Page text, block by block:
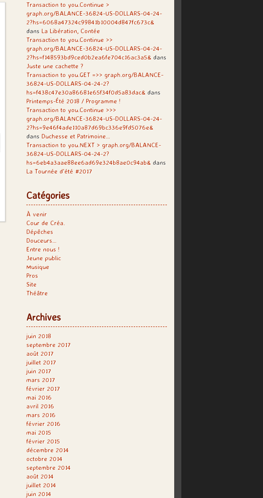
Transaction to you.Continue >
graph.org/BALANCE-36824-US-DOLLARS-04-24-
2?hs=6068a47324c99841b10004d847fc673c&
dans La Libération, Contée
Transaction to you.Continue >>
graph.org/BALANCE-36824-US-DOLLARS-04-24-
2?hs=f148593bd9ced0b2ea6fe704c16ac3a5& dans
Juste une cachette ?
Transaction to you.GET =>> graph.org/BALANCE-
36824-US-DOLLARS-04-24-2?
hs=f438c47e30a86681e65f34f0d5a83dac& dans
Printemps-Été 2018 / Programme !
Transaction to you.Continue >>>
graph.org/BALANCE-36824-US-DOLLARS-04-24-
2?hs=9e46f4ade110a87d69bc336e9fd5076e&
dans Duchesse et Patrimoine…
Transaction to you.NEXT > graph.org/BALANCE-
36824-US-DOLLARS-04-24-2?
hs=6eb4a3aae88ee6ad69e324b8ae0c94ab& dans
La Tournée d’été #2017
Catégories
À venir
Cour de Créa.
Dépêches
Douceurs…
Entre nous !
Jeune public
Musique
Pros
Site
Théâtre
Archives
juin 2018
septembre 2017
août 2017
juillet 2017
juin 2017
mars 2017
février 2017
mai 2016
avril 2016
mars 2016
février 2016
mai 2015
février 2015
décembre 2014
octobre 2014
septembre 2014
août 2014
juillet 2014
juin 2014